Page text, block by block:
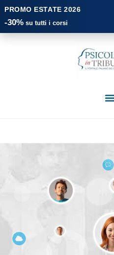
PROMO ESTATE 2026
-30% su tutti i corsi